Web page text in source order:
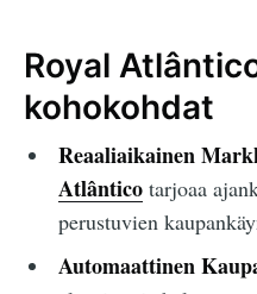
Royal
kohokohdat
Reaaliaikainen
Atlânticotarjoaa
perustuvien
Automaattinen